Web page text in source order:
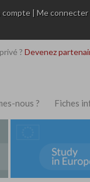
compte |Me connecter
? Devenez
nous ? Fiches